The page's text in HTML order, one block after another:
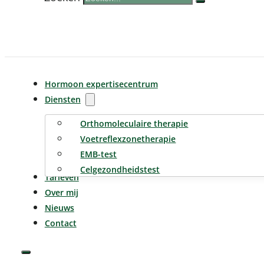
Hormoon expertisecentrum
Diensten
Orthomoleculaire therapie
Voetreflexzonetherapie
EMB-test
Celgezondheidstest
Tarieven
Over mij
Nieuws
Contact